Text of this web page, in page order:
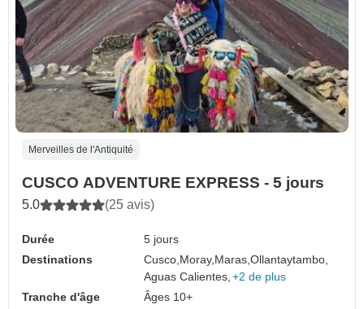
Merveilles de l'Antiquité
CUSCO ADVENTURE EXPRESS - 5 jours
5.0 (25 avis)
Durée
5 jours
Destinations
Cusco, Moray, Maras,Ollantaytambo,
Aguas Calientes, +2 de plus
Tranche d'âge
Âges 10+